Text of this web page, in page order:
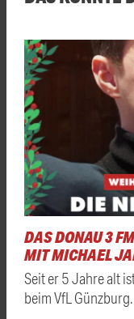
DAS DONAU 3
MIT MICHAEL
Seit er 5 Jahre alt
beim VfL